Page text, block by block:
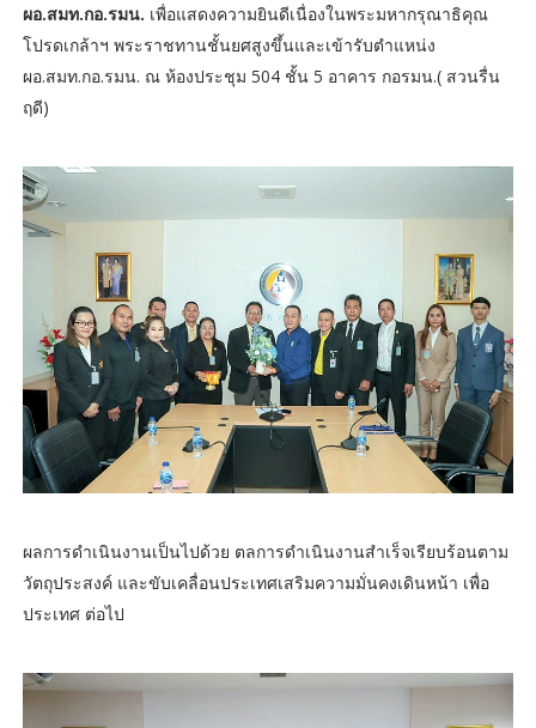
ผอ.สมท.กอ.รมน. เพื่อแสดงความยินดีเนื่องในพระมหากรุณาธิคุณ
โปรดเกล้าฯ พระราชทานชั้นยศสูงขึ้นและเข้ารับตำแหน่ง
ผอ.สมท.กอ.รมน. ณ ห้องประชุม 504 ชั้น 5 อาคาร กอรมน.( สวนรื่น
ฤดี)
ผลการดำเนินงานเป็นไปด้วย ตลการดำเนินงานสำเร็จเรียบร้อนตาม
วัตถุประสงค์ และขับเคลื่อนประเทศเสริมความมั่นคงเดินหน้า เพื่อ
ประเทศ ต่อไป